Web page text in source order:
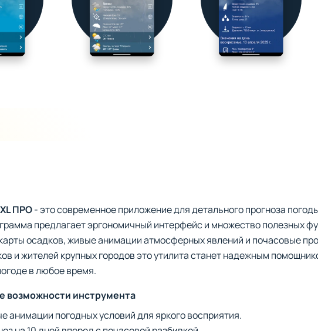
ПРО- это современное приложение для детального прогноза
предлагает эргономичный интерфейс и множество полезных
осадков, живые анимации атмосферных явлений и почасовые
и жителей крупных городов это утилита станет надежным
в любое время.
возможности инструмента
анимации погодных условий для яркого восприятия.